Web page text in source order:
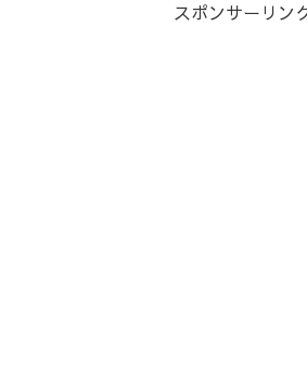
スポンサーリン